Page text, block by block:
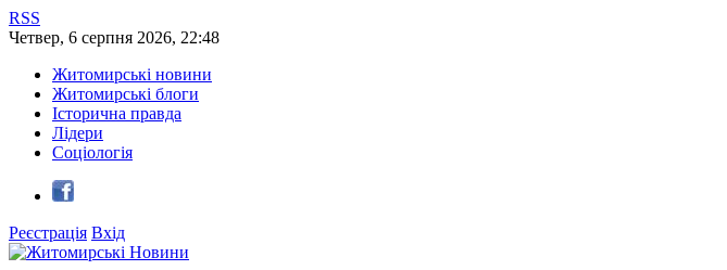
RSS
Четвер, 6 серпня 2026, 22:48
Житомирські новини
Житомирські блоги
Історична правда
Лідери
Соціологія
Реєстрація Вхід